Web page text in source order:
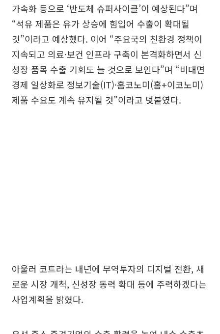
가속화 등으로 ‘반도체 슈퍼사이클’이 예상된다”며
“석유 제품은 유가 상승에 힘입어 수출이 확대될
것”이라고 예상했다. 이어 “주요국의 친환경 정책이
지속되고 의료·보건 인프라 구축이 본격화하면서 신
성장 품목 수출 기회도 늘 것으로 보인다”며 “비대면
경제 일상화로 정보기술(IT)·홈코노미(홈+이코노미)
제품 수요도 계속 유지될 것”이라고 덧붙였다.
아울러 코트라는 내년에 무역투자의 디지털 전환, 새
로운 시장 개척, 신성장 동력 확대 등에 주력하겠다는
사업계획을 밝혔다.